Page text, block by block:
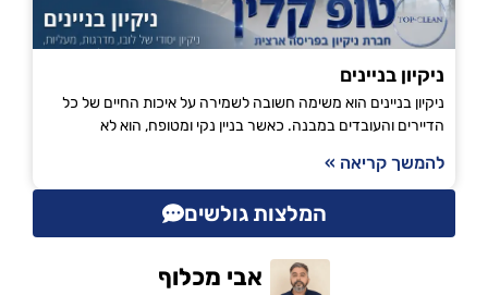
ניקיון בניינים
ניקיון בניינים הוא משימה חשובה לשמירה על איכות החיים של כל
הדיירים והעובדים במבנה. כאשר בניין נקי ומטופח, הוא לא
להמשך קריאה »
המלצות גולשים
אבי מכלוף